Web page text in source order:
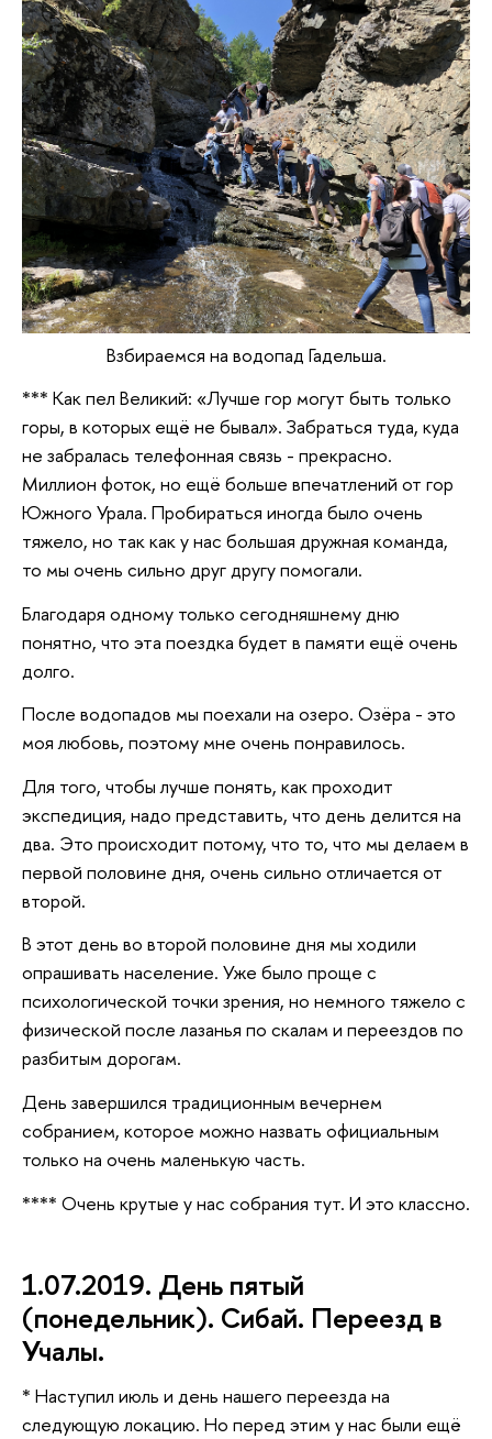
Взбираемся на водопад Гадельша.
*** Как пел Великий: «Лучше гор могут быть только
горы, в которых ещё не бывал». Забраться туда, куда
не забралась телефонная связь - прекрасно.
Миллион фоток, но ещё больше впечатлений от гор
Южного Урала. Пробираться иногда было очень
тяжело, но так как у нас большая дружная команда,
то мы очень сильно друг другу помогали.
Благодаря одному только сегодняшнему дню
понятно, что эта поездка будет в памяти ещё очень
долго.
После водопадов мы поехали на озеро. Озёра - это
моя любовь, поэтому мне очень понравилось.
Для того, чтобы лучше понять, как проходит
экспедиция, надо представить, что день делится на
два. Это происходит потому, что то, что мы делаем в
первой половине дня, очень сильно отличается от
второй.
В этот день во второй половине дня мы ходили
опрашивать население. Уже было проще с
психологической точки зрения, но немного тяжело с
физической после лазанья по скалам и переездов по
разбитым дорогам.
День завершился традиционным вечернем
собранием, которое можно назвать официальным
только на очень маленькую часть.
**** Очень крутые у нас собрания тут. И это классно.
1.07.2019. День пятый
(понедельник). Сибай. Переезд в
Учалы.
* Наступил июль и день нашего переезда на
следующую локацию. Но перед этим у нас были ещё